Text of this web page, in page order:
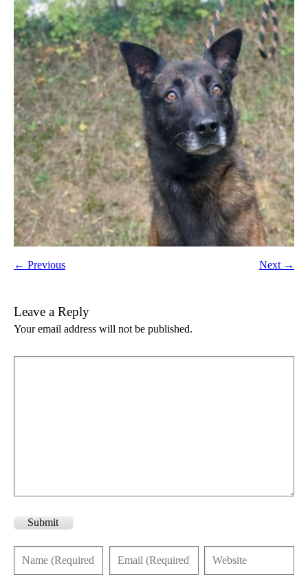
← Previous Next →
Leave a Reply
Your email address will not be published.
Submit